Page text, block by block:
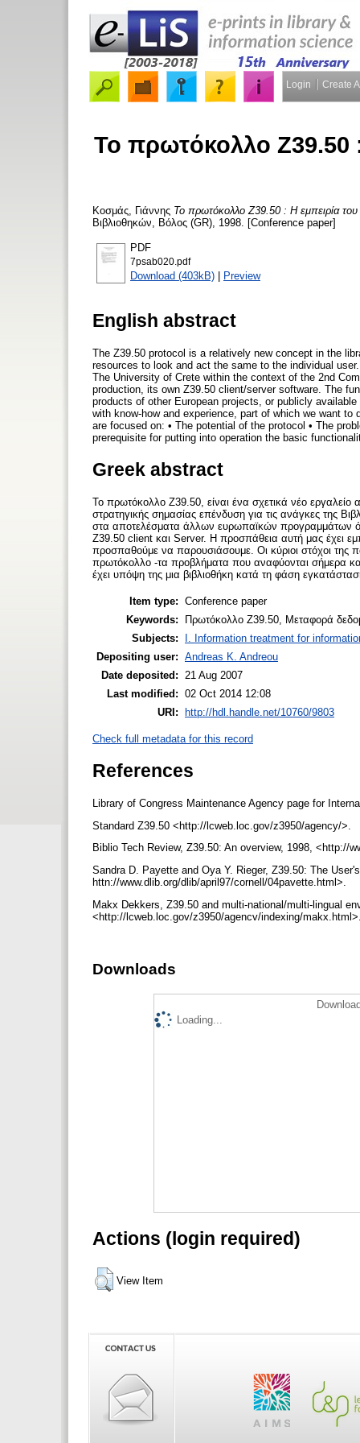
Login Create
Το πρωτόκολλο Ζ39.50
Κοσμάς, Γιάννης Το πρωτόκολλο Ζ39.50 : Η εμπειρία
Βιβλιοθηκών, Βόλος (GR), 1998. [Conference paper]
PDF
7psab020.pdf
Download (403kB) | Preview
English abstract
The Z39.50 protocol is a relatively new concept in the
resources to look and act the same to the individual
The University of Crete within the context of the 2nd
production, its own Z39.50 client/server software. The
products of other European projects, or publicly
with know-how and experience, part of which we want
are focused on: • The potential of the protocol • The
prerequisite for putting into operation the basic
Greek abstract
Το πρωτόκολλο Ζ39.50, είναι ένα σχετικά νέο εργαλείο
στρατηγικής σημασίας επένδυση για τις ανάγκες της
στα αποτελέσματα άλλων ευρωπαϊκών προγραμμάτων
Ζ39.50 client και Server. Η προσπάθεια αυτή μας έχει
προσπαθούμε να παρουσιάσουμε. Οι κύριοι στόχοι της
πρωτόκολλο -τα προβλήματα που αναφύονται σήμερα
έχει υπόψη της μια βιβλιοθήκη κατά τη φάση
Item type: Conference paper
Keywords:
Πρωτόκολλο Z39.50, Μεταφορά
Subjects:
I. Information treatment for
Depositing user: Andreas K. Andreou
Date deposited:
21 Aug 2007
Last modified: 02 Oct 2014 12:08
URI:
http://hdl.handle.net/10760/9803
Check full metadata for this record
References
Library of Congress Maintenance Agency page for
Standard Z39.50 <http://lcweb.loc.gov/z3950/agency/>.
Biblio Tech Review, Z39.50: An overview, 1998, <http://
Sandra D. Payette and Oya Y. Rieger, Z39.50: The
httn://www.dlib.org/dlib/april97/cornell/04pavette.html>.
Makx Dekkers, Z39.50 and multi-national/multi-lingual
<http://lcweb.loc.gov/z3950/agencv/indexing/
Downloads
Loading...
Actions (login required)
View Item